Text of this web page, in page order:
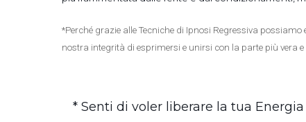
*Perché grazie alle Tecniche di Ipnosi Regressiva
nostra integrità di esprimersi e unirsi con la parte più vera
* Senti di voler liberare la tua